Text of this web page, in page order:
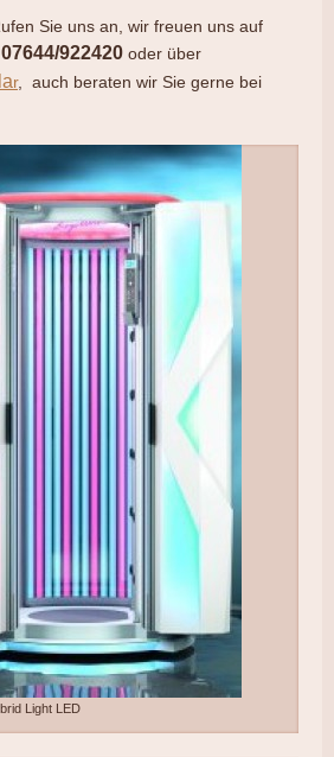
Sie uns an, wir freuen uns auf
07644/922420 oder über
r, auch beraten wir Sie gerne bei
Light LED